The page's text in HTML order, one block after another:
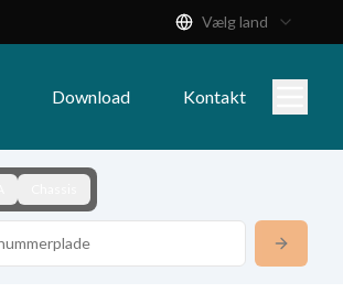
Vælg land
Download Kontakt